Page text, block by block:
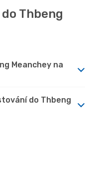
Thbeng
Meanchey na
do Thbeng